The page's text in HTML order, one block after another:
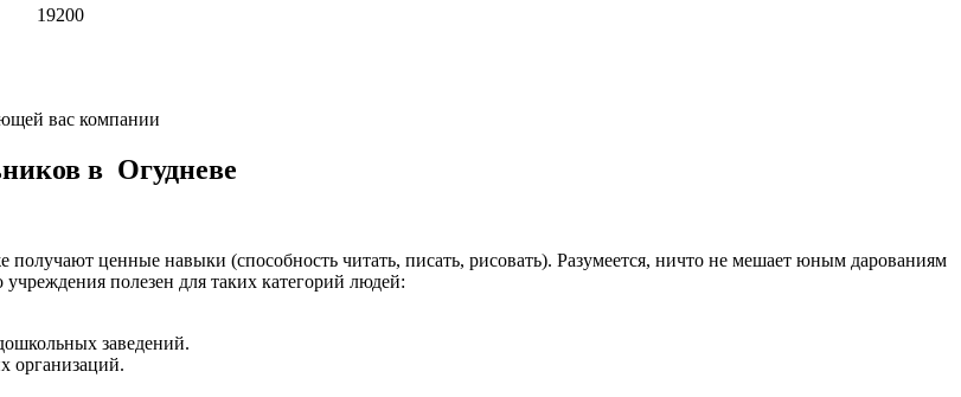
19200
вас компании
в Огудневе
получают ценные навыки (способность читать, писать, рисовать). Разумеется, ничто не мешает юным дарованиям
полезен для таких категорий людей:
заведений.
организаций.